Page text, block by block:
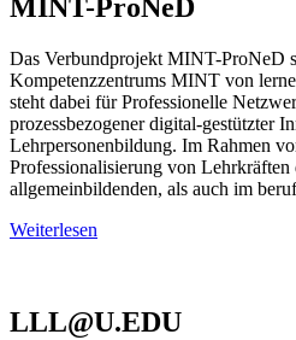
MINT-ProNeD
Das Verbundprojekt MINT-ProNeD
Kompetenzzentrums MINT von
steht dabei für Professionelle
prozessbezogener digital-gestützter
Lehrpersonenbildung. Im Rahmen
Professionalisierung von
allgemeinbildenden, als auch im
Weiterlesen
LLL@U.EDU